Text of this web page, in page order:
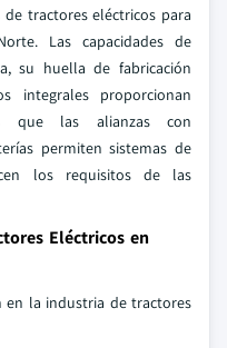
tractores eléctricos para
Las capacidades de
su huella de fabricación
integrales proporcionan
que las alianzas con
permiten sistemas de
los requisitos de las
Eléctricos en
en la industria de tractores